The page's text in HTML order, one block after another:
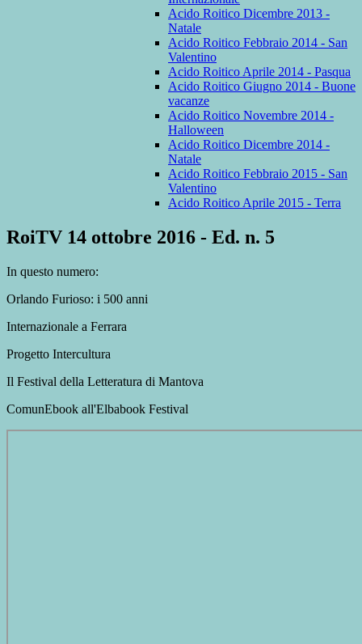
Acido Roitico Dicembre 2013 -
Natale
Acido Roitico Febbraio 2014 - San
Valentino
Acido Roitico Aprile 2014 - Pasqua
Acido Roitico Giugno 2014 - Buone
vacanze
Acido Roitico Novembre 2014 -
Halloween
Acido Roitico Dicembre 2014 -
Natale
Acido Roitico Febbraio 2015 - San
Valentino
Acido Roitico Aprile 2015 - Terra
RoiTV 14 ottobre 2016 - Ed. n. 5
In questo numero:
Orlando Furioso: i 500 anni
Internazionale a Ferrara
Progetto Intercultura
Il Festival della Letteratura di Mantova
ComunEbook all'Elbabook Festival